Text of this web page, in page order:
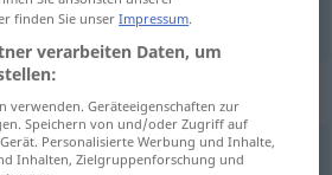
für "ordeiro"
finden Sie unserImpressum.
verarbeiten Daten, um
verwenden. Geräteeigenschaften zur
Speichern von und/oder Zugriff auf
Personalisierte Werbung und Inhalte,
Inhalten, Zielgruppenforschung und